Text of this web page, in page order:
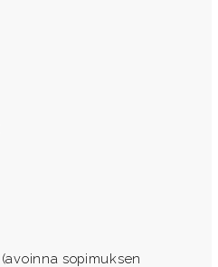
(avoinna sopimuksen